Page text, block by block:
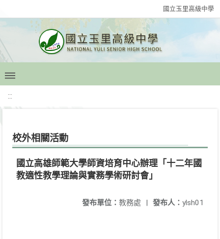
國立玉里高級中學
:::
校外相關活動
國立高雄師範大學師資培育中心辦理「十二年國
教適性教學理論與實務學術研討會」
發布人： ylsh01
發布單位： 教務處 |